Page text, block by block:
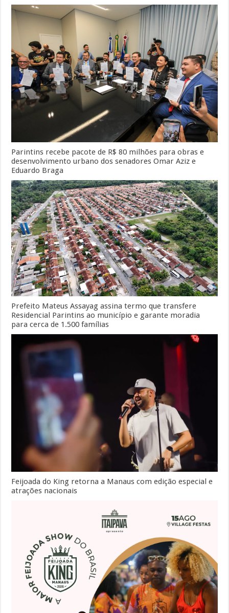
Parintins recebe pacote de R$ 80 milhões para obras e
desenvolvimento urbano dos senadores Omar Aziz e
Eduardo Braga
Prefeito Mateus Assayag assina termo que transfere
Residencial Parintins ao município e garante moradia
para cerca de 1.500 famílias
Feijoada do King retorna a Manaus com edição especial e
atrações nacionais